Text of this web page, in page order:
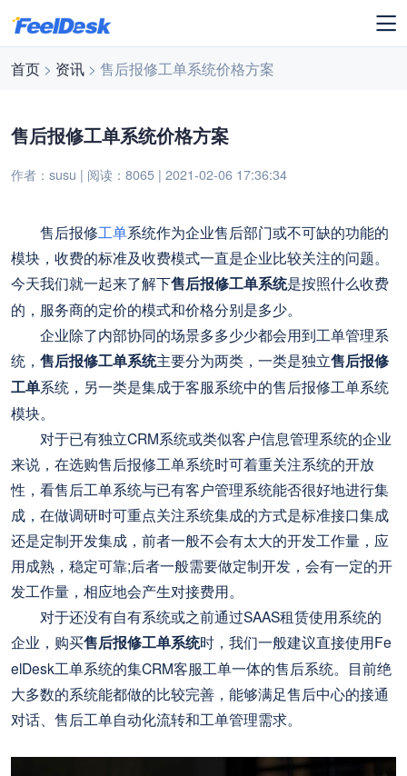
首页 > 资讯 > 售后报修工单系统价格方案
售后报修工单系统价格方案
作者：susu | 阅读：8065 | 2021-02-06 17:36:34
售后报修工单系统作为企业售后部门或不可缺的功能的
模块，收费的标准及收费模式一直是企业比较关注的问题。
今天我们就一起来了解下售后报修工单系统是按照什么收费
的，服务商的定价的模式和价格分别是多少。
企业除了内部协同的场景多多少少都会用到工单管理系
统，售后报修工单系统主要分为两类，一类是独立售后报修
工单系统，另一类是集成于客服系统中的售后报修工单系统
模块。
对于已有独立CRM系统或类似客户信息管理系统的企业
来说，在选购售后报修工单系统时可着重关注系统的开放
性，看售后工单系统与已有客户管理系统能否很好地进行集
成，在做调研时可重点关注系统集成的方式是标准接口集成
还是定制开发集成，前者一般不会有太大的开发工作量，应
用成熟，稳定可靠;后者一般需要做定制开发，会有一定的开
发工作量，相应地会产生对接费用。
对于还没有自有系统或之前通过SAAS租赁使用系统的
企业，购买售后报修工单系统时，我们一般建议直接使用Fe
elDesk工单系统的集CRM客服工单一体的售后系统。目前绝
大多数的系统能都做的比较完善，能够满足售后中心的接通
对话、售后工单自动化流转和工单管理需求。